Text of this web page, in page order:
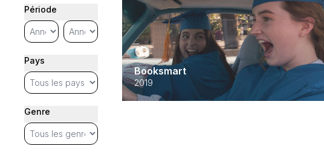
Période
Pays
Genre
Booksmart
2019